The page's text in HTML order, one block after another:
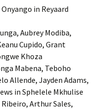
in Reyaard
Aubrey Modiba,
Cupido, Grant
Khoza
Mabena, Teboho
Allende, Jayden Adams,
in Sphelele Mkhulise
Arthur Sales,